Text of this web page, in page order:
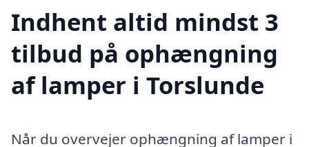
Indhent altid mindst 3
tilbud på ophængning
af lamper i Torslunde
Når du overvejer ophængning af lamper i